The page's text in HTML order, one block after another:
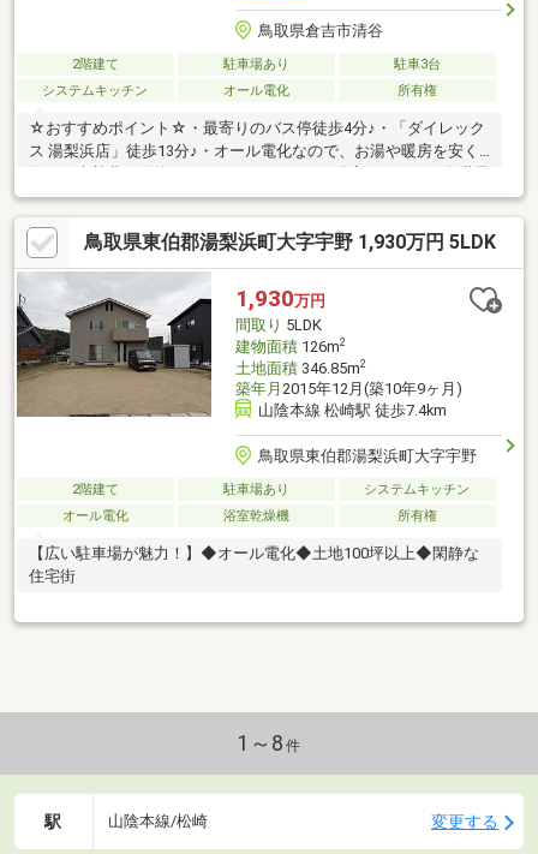
鳥取県倉吉市清谷
2階建て 駐車場あり
駐車3台
システムキッチン
オール電化 所有権
☆おすすめポイント☆・最寄りのバス停徒歩4分♪・「ダイレック
ス 湯梨浜店」徒歩13分♪・オール電化なので、お湯や暖房を安く
に配置した完全分離型二世帯住宅♪・ライフスタイルに合わせて使
える、和室・洋室のある住まい♪・外遊びや家庭菜園も楽しめる、
ゆとりある広いお庭付き♪間取り：6SLDDKK 敷地内に未登記の木
造平屋建物7.88㎡/アルミ製車庫6.77㎡有り
◆◆──────────◆◆ 物件見学予約受付中！ お問い合わせ
はお早めに！ TEL【0857-30-7788】◆◆──────────◆◆
鳥取県東伯郡湯梨浜町大字宇野 1,930万円 5LDK
1,930万円
間取り 5LDK
建物面積126m2
土地面積346.85m2
築年月 2015年12月(築10年9ヶ月)
山陰本線 松崎駅 徒歩7.4km
鳥取県東伯郡湯梨浜町大字宇野
2階建て 駐車場あり
システムキッチン
オール電化
浴室乾燥機 所有権
【広い駐車場が魅力！】◆オール電化◆土地100坪以上◆閑静な
住宅街
1～8 件
駅 山陰本線/松崎 変更する